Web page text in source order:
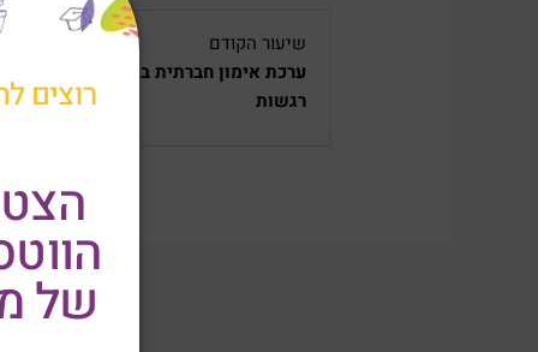
שיעור הקודם
ערכת אימון חברתית בנושא: זיהוי ושיום
רגשות
רוצים
של